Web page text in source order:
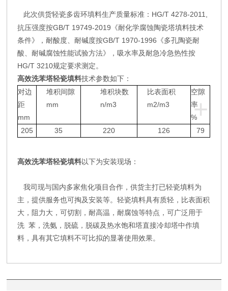
此次供货轻瓷多齿环填料生产质量标准： HG/T 4278-2011,
抗压强度按GB/T 19749-2019 《耐化学腐蚀陶瓷塔填料技术
条件》，耐酸度、耐碱度按GB/T 1970-1996 《多孔陶瓷耐
酸、耐碱腐蚀性能试验方法》，吸水率及耐急冷急热性按
HG/T 3210规定要求测定。
高效洗苯塔轻瓷填料技术参数如下：
+
对边
距
mm
堆积间隙
mm
堆积块数
n/m3
比表面积
m2/m3
空隙
率
%
205
35 220 126 79
高效洗苯塔轻瓷填料以下为安装现场：
我司现与国内多家焦化项目合作，供货主打已轻瓷填料为
主，提供服务也可掏及安装等。轻瓷填料具有质轻，比表面积
大，阻力大，可切割，耐高温，耐腐蚀等特点，可广泛用于
洗 苯，洗氨，脱硫，脱碳及热水饱和塔直接冷却塔中作填
料，具有其它填料不可比拟的显著使用效果。